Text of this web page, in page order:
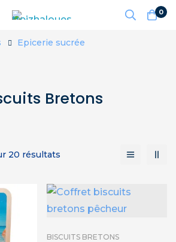
0
Epicerie sucrée
Bretons
20 résultats
BISCUITS BRETONS